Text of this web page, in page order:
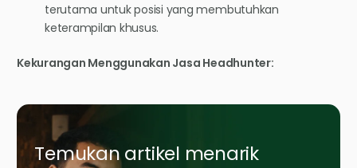
terutama untuk posisi yang membutuhkan
keterampilan khusus.
Kekurangan Menggunakan Jasa Headhunter:
Temukan artikel menarik